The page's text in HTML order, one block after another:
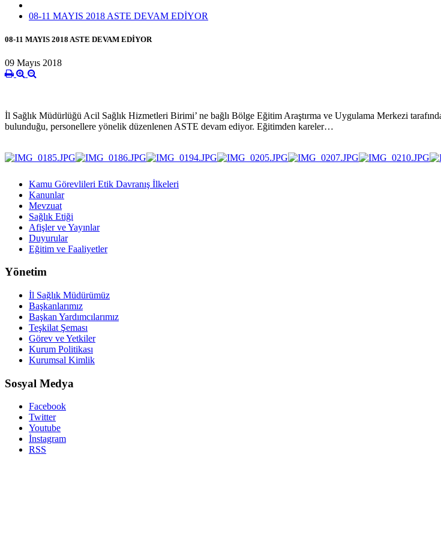
08-11 MAYIS 2018 ASTE DEVAM EDİYOR
08-11 MAYIS 2018 ASTE DEVAM EDİYOR
09 Mayıs 2018
İl Sağlık Müdürlüğü Acil Sağlık Hizmetleri Birimi’ ne bağlı Bölge Eğitim Araştırma ve Uygulama Merkezi
bulunduğu, personellere yönelik düzenlenen ASTE devam ediyor. Eğitimden kareler…
Kamu Görevlileri Etik Davranış İlkeleri
Kanunlar
Mevzuat
Sağlık Etiği
Afişler ve Yayınlar
Duyurular
Eğitim ve Faaliyetler
Yönetim
İl Sağlık Müdürümüz
Başkanlarımız
Başkan Yardımcılarımız
Teşkilat Şeması
Görev ve Yetkiler
Kurum Politikası
Kurumsal Kimlik
Sosyal Medya
Facebook
Twitter
Youtube
İnstagram
RSS